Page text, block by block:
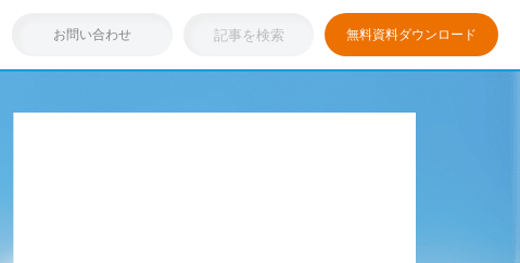
お問い合わせ 無料資料ダウンロード